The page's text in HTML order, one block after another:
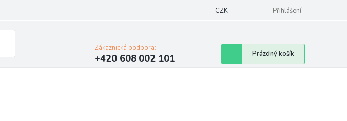
Mapa serveru Moje objednávka
CZK Přihlášení
Zákaznická podpora:
+420 608 002 101
Nákupní
košík
Prázdný košík